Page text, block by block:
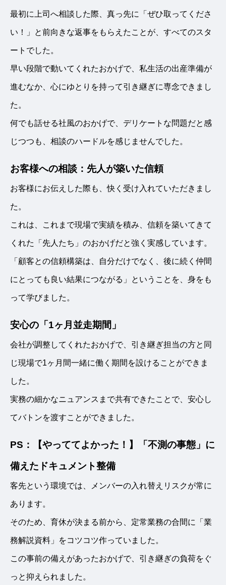
最初に上司へ相談した際、真っ先に「ぜひ取ってくださ
い！」と前向きな返事をもらえたことが、すべてのスタ
ートでした。
早い段階で動いてくれたおかげで、私生活の出産準備が
進むなか、心にゆとりを持って引き継ぎに専念できまし
た。
何でも話せる社風のおかげで、デリケートな問題だと感
じつつも、相談のハードルを感じませんでした。
お客様への相談：先人が築いた信頼
お客様にお伝えした際も、快く受け入れていただきまし
た。
これは、これまで現場で実績を積み、信頼を築いてきて
くれた「先人たち」のおかげだと強く実感しています。
「顧客との信頼構築は、自分だけでなく、後に続く仲間
にとっても良い結果につながる」ということを、身をも
って学びました。
安心の「1ヶ月並走期間」
会社が調整してくれたおかげで、引き継ぎ担当の方と同
じ現場で1ヶ月間一緒に働く期間を設けることができま
した。
実務の細かなニュアンスまで共有できたことで、安心し
てバトンを渡すことができました。
PS：【やっててよかった！】「不測の事態」に
備えたドキュメント整備
客先という環境では、メンバーの入れ替えリスクが常に
あります。
そのため、育休が決まる前から、定常業務の合間に「業
務解説資料」をコツコツ作っていました。
この事前の備えがあったおかげで、引き継ぎの負荷をぐ
っと抑えられました。